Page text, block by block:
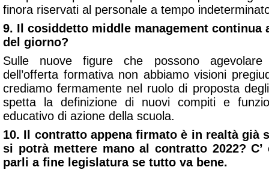
finora riservati al personale a tempo
9. Il cosiddetto middle management continua
del giorno?
Sulle nuove figure che possono agevolare
dell’offerta formativa non abbiamo visioni
crediamo fermamente nel ruolo di proposta
spetta la definizione di nuovi compiti e
educativo di azione della scuola.
10. Il contratto appena firmato è in realtà già
si potrà mettere mano al contratto 2022?
parli a fine legislatura se tutto va bene.